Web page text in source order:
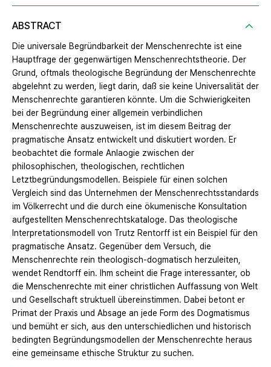
ABSTRACT
Die universale Begründbarkeit der Menschenrechte ist eine
Hauptfrage der gegenwärtigen Menschenrechtstheorie. Der
Grund, oftmals theologische Begründung der Menschenrechte
abgelehnt zu werden, liegt darin, daß sie keine Universalität der
Menschenrechte garantieren könnte. Um die Schwierigkeiten
bei der Begründung einer allgemein verbindlichen
Menschenrechte auszuweisen, ist im diesem Beitrag der
pragmatische Ansatz entwickelt und diskutiert worden. Er
beobachtet die formale Anlaogie zwischen der
philosophischen, theologischen, rechtlichen
Letztbegründungsmodellen. Beispiele für einen solchen
Vergleich sind das Unternehmen der Menschenrechtsstandards
im Völkerrecht und die durch eine ökumenische Konsultation
aufgestellten Menschenrechtskataloge. Das theologische
Interpretationsmodell von Trutz Rentorff ist ein Beispiel für den
pragmatische Ansatz. Gegenüber dem Versuch, die
Menschenrechte rein theologisch-dogmatisch herzuleiten,
wendet Rendtorff ein. Ihm scheint die Frage interessanter, ob
die Menschenrechte mit einer christlichen Auffassung von Welt
und Gesellschaft struktuell übereinstimmen. Dabei betont er
Primat der Praxis und Absage an jede Form des Dogmatismus
und bemüht er sich, aus den unterschiedlichen und historisch
bedingten Begründungsmodellen der Menschenrechte heraus
eine gemeinsame ethische Struktur zu suchen.